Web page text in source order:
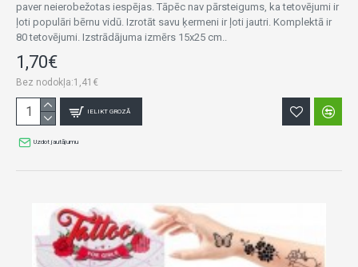
paver neierobežotas iespējas. Tāpēc nav pārsteigums, ka tetovējumi ir
ļoti populāri bērnu vidū. Izrotāt savu ķermeni ir ļoti jautri. Komplektā ir
80 tetovējumi. Izstrādājuma izmērs 15x25 cm..
1,70€
Bez nodokļa:1,41€
IELIKT GROZĀ
Uzdot jautājumu